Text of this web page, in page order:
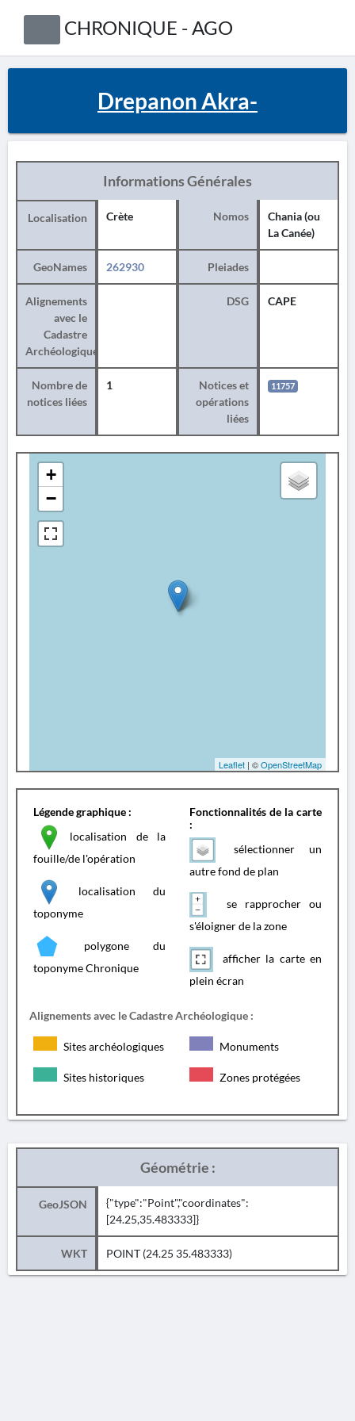
CHRONIQUE - AGO
Drepanon Akra-
Informations Générales
Localisation Crète Nomos
Chania (ou
La Canée)
GeoNames 262930 Pleiades
Alignements
avec le
Cadastre
Archéologique
DSG CAPE
Nombre de
notices liées
1
Notices et
opérations
liées
11757
+
−
Leaflet | ©OpenStreetMap
Légende graphique :
localisation de la
fouille/de l'opération
localisation du
toponyme
polygone du
toponyme Chronique
Fonctionnalités de la carte
:
sélectionner un
autre fond de plan
se rapprocher ou
s'éloigner de la zone
afficher la carte en
plein écran
Alignements avec le Cadastre Archéologique :
Sites archéologiques Monuments
Sites historiques Zones protégées
Géométrie :
GeoJSON
{"type":"Point","coordinates":
[24.25,35.483333]}
WKT POINT (24.25 35.483333)